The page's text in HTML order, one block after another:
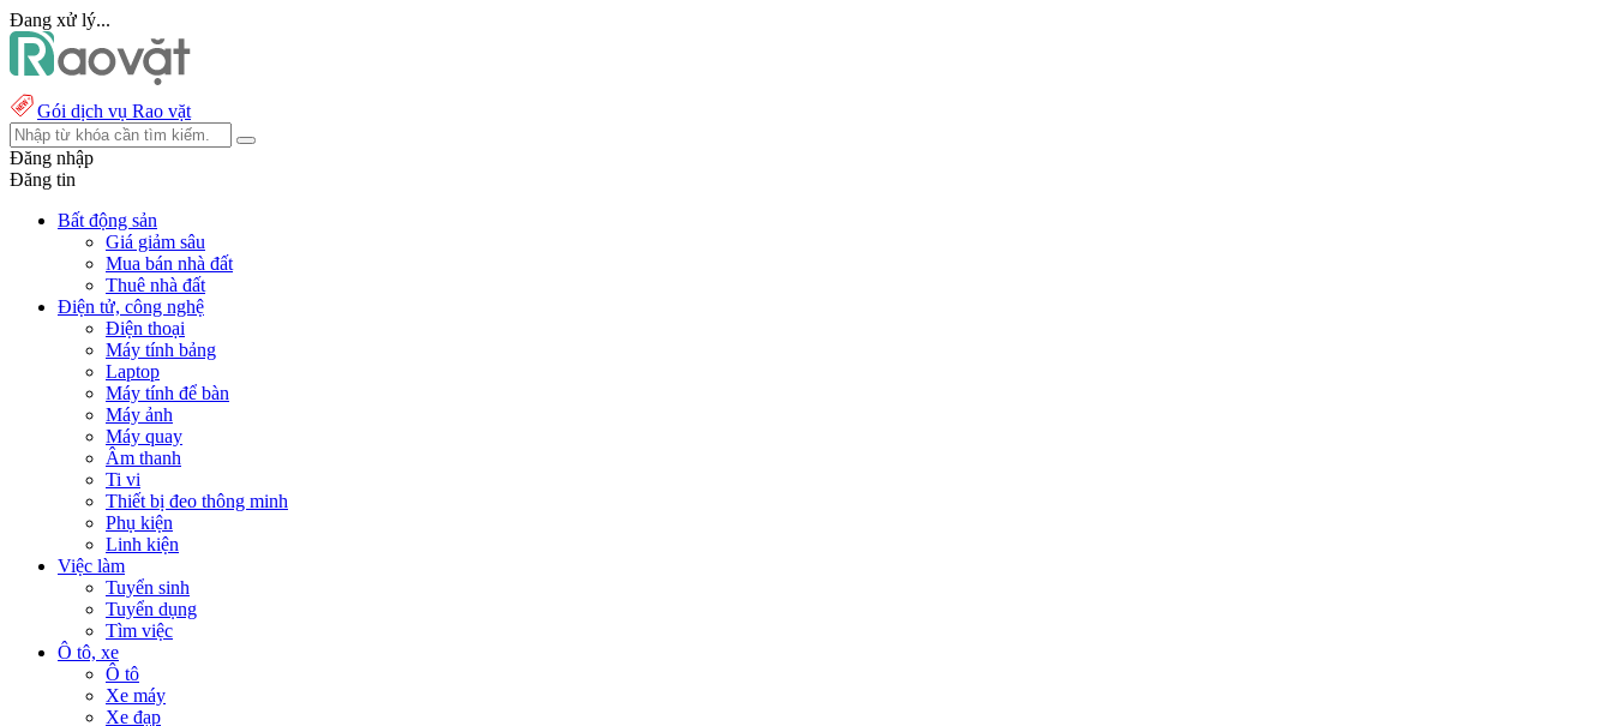
Đang xử lý...
Gói dịch vụ Rao vặt
Đăng nhập
Đăng tin
Bất động sản
Giá giảm sâu
Mua bán nhà đất
Thuê nhà đất
Điện tử, công nghệ
Điện thoại
Máy tính bảng
Laptop
Máy tính để bàn
Máy ảnh
Máy quay
Âm thanh
Ti vi
Thiết bị đeo thông minh
Phụ kiện
Linh kiện
Việc làm
Tuyển sinh
Tuyển dụng
Tìm việc
Ô tô, xe
Ô tô
Xe máy
Xe đạp